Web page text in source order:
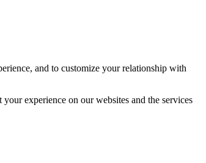
and to customize your relationship with
experience on our websites and the services